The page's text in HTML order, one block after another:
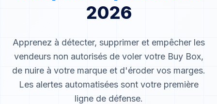
2026
Apprenez à détecter, supprimer et empêcher les
vendeurs non autorisés de voler votre Buy Box,
de nuire à votre marque et d'éroder vos marges.
Les alertes automatisées sont votre première
ligne de défense.